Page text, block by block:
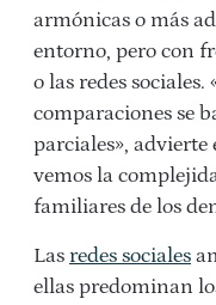
armónicas o más
entorno, pero con
o las redes sociales.
comparaciones se
parciales», advierte
vemos la
familiares de los
Las redes sociales
ellas predominan